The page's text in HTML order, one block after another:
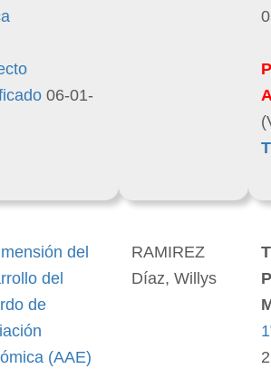
06-01-
del
del
de
(AAE)
RAMIREZ
Díaz, Willys
1